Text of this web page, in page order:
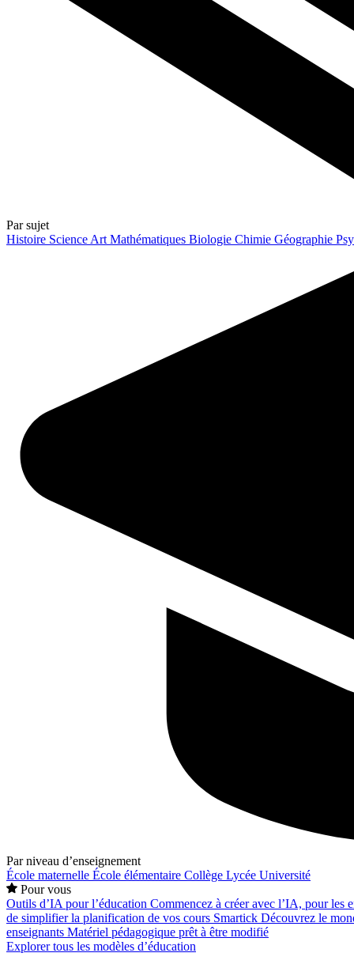
Par sujet
Histoire Science Art Mathématiques Biologie Chimie Géographie
Par niveau d’enseignement
École maternelle École élémentaire Collège Lycée Université
Pour vous
Outils d’IA pour l’éducation Commencez à créer avec l’IA, pour les
de simplifier la planification de vos cours Smartick Découvrez le
enseignants Matériel pédagogique prêt à être modifié
Explorer tous les modèles d’éducation